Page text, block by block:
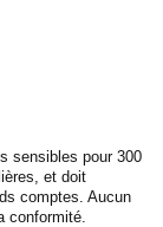
sensibles pour 300
et doit
comptes. Aucun
conformité.